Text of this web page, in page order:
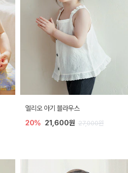
엘리오 아기 블라우스
20% 21,600원 27,000원